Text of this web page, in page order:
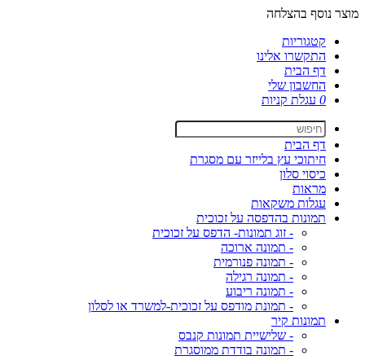
מוצר נוסף בהצלחה
קטגוריות
התקשרו אלינו
דף הבית
החשבון שלי
0 עגלת קניות
דף הבית
חיתוכי עץ בלייזר עם מסגרת
כיסוי סלון
מראות
עגלות משקאות
תמונות בהדפסה על זכוכית
- זוג תמונות- הדפס על זכוכית
- תמונה ארוכה
- תמונה פנורמית
- תמונה רגילה
- תמונה ריבוע
- תמונת מודפס על זכוכית-למשרד או לסלון
תמונות קיר
- שלישיית תמונות קנבס
- תמונה בודדת ממוסגרת